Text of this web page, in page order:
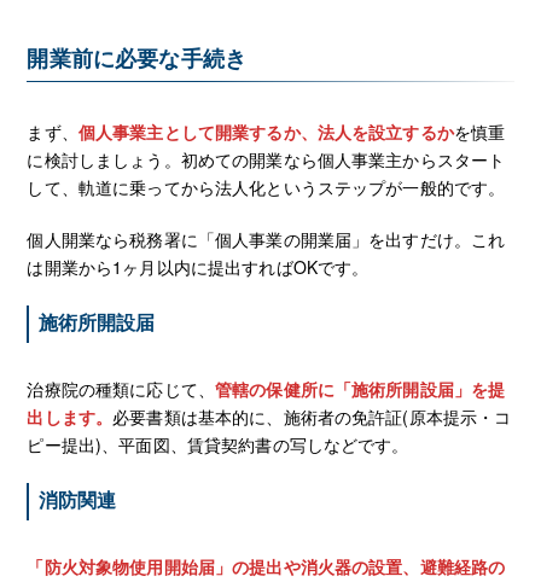
開業前に必要な手続き
まず、 個人事業主として開業するか、法人を設立するかを慎重
に検討しましょう。初めての開業なら個人事業主からスタート
して、軌道に乗ってから法人化というステップが一般的です。
個人開業なら税務署に「個人事業の開業届」を出すだけ。これ
は開業から1ヶ月以内に提出すればOKです。
施術所開設届
治療院の種類に応じて、 管轄の保健所に「施術所開設届」を提
出します。 必要書類は基本的に、施術者の免許証(原本提示・コ
ピー提出)、平面図、賃貸契約書の写しなどです。
消防関連
「防火対象物使用開始届」の提出や消火器の設置、避難経路の